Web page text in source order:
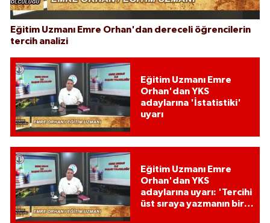
Eğitim Uzmanı Emre Orhan'dan dereceli öğrencilerin
tercih analizi
Eğitim Uzmanı Emre
Orhan'dan YKS
adaylarına 'İstatistiki'
uyarı
Eğitim Uzmanı Emre
Orhan'dan YKS
adaylarına uyarı: 'Tercihi
üst sıraya yazmanın bir